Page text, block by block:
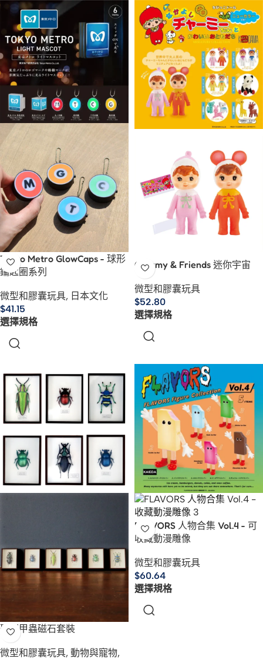
Tokyo Metro GlowCaps - 球形
鑰匙圈系列
微型和膠囊玩具, 日本文化
$41.15
選擇規格
Charmy & Friends 迷你宇宙
微型和膠囊玩具
$52.80
選擇規格
聖寶甲蟲磁石套裝
微型和膠囊玩具, 動物與寵物,
FLAVORS 人物合集 Vol.4 - 可
收藏動漫雕像
微型和膠囊玩具
$60.64
選擇規格